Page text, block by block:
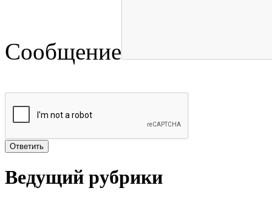
Сообщение
Ведущий рубрики